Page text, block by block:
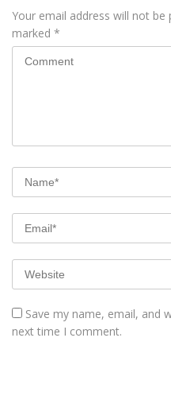
Your email address will not be
marked *
Save my name, email, and
next time I comment.